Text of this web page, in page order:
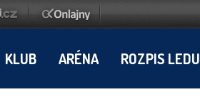
KLUB ARÉNA ROZPIS LEDU